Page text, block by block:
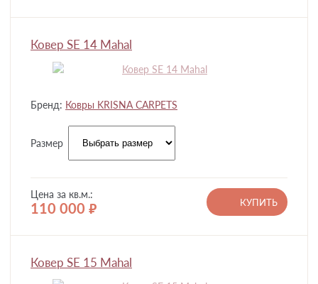
Ковер SE 14 Mahal
Бренд: Ковры KRISNA CARPETS
Размер
Цена за кв.м.:
110 000 руб.
КУПИТЬ
Ковер SE 15 Mahal